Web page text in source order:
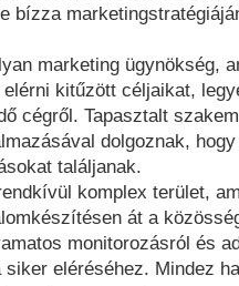
bízza
marketing ügynökség,
kitűzött céljaikat,
cégről. Tapasztalt
dolgoznak,
találjanak.
komplex terület,
át a
monitorozásról és
siker eléréséhez. Mindez